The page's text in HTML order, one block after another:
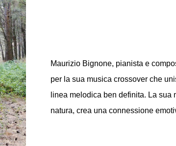
Maurizio Bignone, pianista e
per la sua musica crossover che
linea melodica ben definita. La sua
natura, crea una connessione